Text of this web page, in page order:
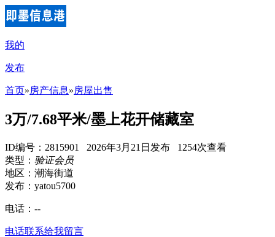
我的
发布
首页»房产信息»房屋出售
3万/7.68平米/墨上花开储藏室
ID编号：2815901 2026年3月21日发布 1254次查看
类型： 验证会员
地区：潮海街道
发布：yatou5700
电话： --
电话联系给我留言